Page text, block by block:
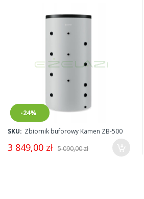
Nowy
-24%
SKU: Zbiornik buforowy Kamen ZB-500
3 849,00 zł 5 090,00 zł